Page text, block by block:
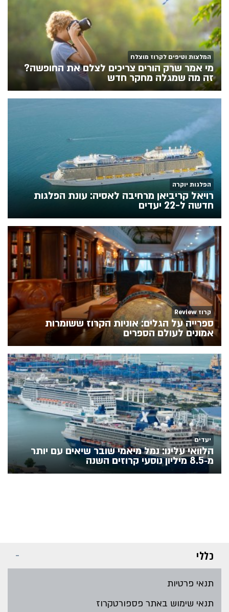
המלצות וטיפים לקרוז מוצלח
מי אמר שרק הורים צריכים לצלם את החופשה?
זה מה שמגלה מחקר חדש
הפלגות יוקרה
רויאל קריביאן מרחיבה לאסיה: עונת הפלגות
חדשה ל-22 יעדים
קרוז Review
ספרייה על הגלים: אוניות הקרוז ששומרות
אמונים לעולם הספרים
יעדים
הלוואי עלינו: נמל מיאמי שובר שיאים עם יותר
מ‑8.5 מיליון נוסעי קרוזים השנה
כללי
תנאי פרטיות
תנאי שימוש באתר פספורטקרוז